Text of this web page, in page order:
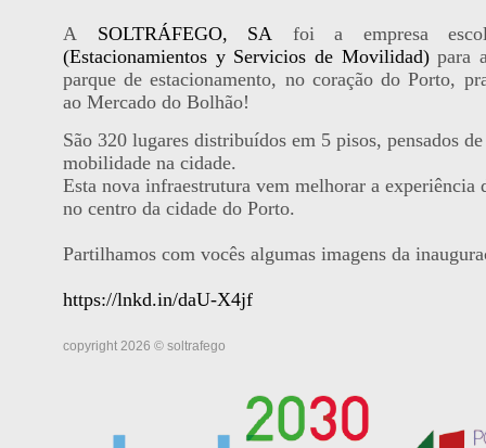
A SOLTRÁFEGO, SA foi a empresa
(Estacionamientos y Servicios de Movilidad)para
parque de estacionamento, no coração do Porto,
ao Mercado do Bolhão!
São 320 lugares distribuídos em 5 pisos, pensados
mobilidade na cidade.
Esta nova infraestrutura vem melhorar a experiência
no centro da cidade do Porto.
Partilhamos com vocês algumas imagens da
https://lnkd.in/daU-X4jf
copyright 2026 © soltrafego